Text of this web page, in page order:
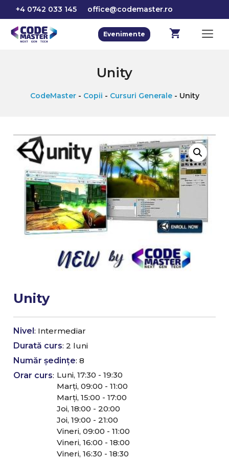
la
conținut
+4 0742 033 145 office@codemaster.ro
Evenimente
Unity
CodeMaster- Copii - Cursuri Generale- Unity
Unity
Nivel: Intermediar
Durată curs: 2 luni
Număr ședințe: 8
Orar curs: Luni, 17:30 - 19:30
Marți, 09:00 - 11:00
Marți, 15:00 - 17:00
Joi, 18:00 - 20:00
Joi, 19:00 - 21:00
Vineri, 09:00 - 11:00
Vineri, 16:00 - 18:00
Vineri, 16:30 - 18:30